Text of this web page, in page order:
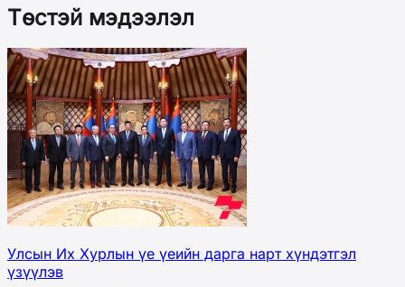
Төстэй мэдээлэл
Улсын Их Хурлын үе үеийн дарга нарт хүндэтгэл
үзүүлэв